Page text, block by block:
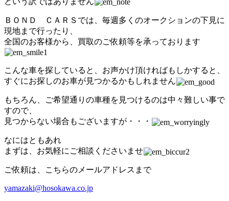
ＢＯＮＤ ＣＡＲＳでは、毎週多くのオークションの下見に
現地まで行ったり、
全国のお客様から、買取のご依頼等を承っております
こんな車を探していると、お声かけ頂ければもしかすると、
すぐにお探しのお車が見つかるかもしれません
もちろん、ご希望通りの車種を見つけるのは中々難しい事で
すので、
見つからない場合もございますが・・・
なにはともあれ
まずは、お気軽にご相談くださいませ
ご依頼は、こちらのメールアドレスまで
yamazaki@hosokawa.co.jp